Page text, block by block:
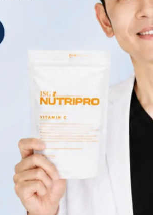
阻塞毛孔、引發皮脂腺問題、加速肌膚
畢後進行徹底的臉部清潔，讓肌膚能夠
潔和保養。卸妝完後，一定要洗臉，這
謝的順利進行十分重要。若沒有仔細將
角質的正常代謝。結果，肌膚容易出現
老舊的角質被去除後，肌膚才能更好地